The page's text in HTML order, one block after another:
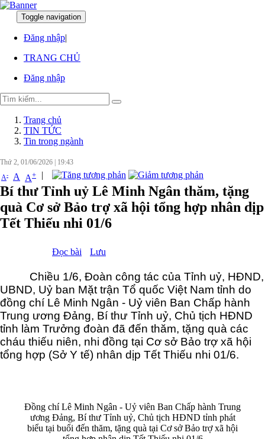
Toggle navigation
Đăng nhập|
TRANG CHỦ
Đăng nhập
Trang chủ
TIN TỨC
Tin trong ngành
Thứ 2, 01/06/2026
19:43
A- A A+ |
Bí thư Tỉnh uỷ Lê Minh Ngân thăm, tặng
quà Cơ sở Bảo trợ xã hội tổng hợp nhân dịp
Tết Thiếu nhi 01/6
Đọc bài Lưu
Chiều 1/6, Đoàn công tác của Tỉnh uỷ, HĐND,
UBND, Uỷ ban Mặt trận Tổ quốc Việt Nam tỉnh do
đồng chí Lê Minh Ngân - Uỷ viên Ban Chấp hành
Trung ương Đảng, Bí thư Tỉnh uỷ, Chủ tịch HĐND
tỉnh làm Trưởng đoàn đã đến thăm, tặng quà các
cháu thiếu niên, nhi đồng tại Cơ sở Bảo trợ xã hội
tổng hợp (Sở Y tế) nhân dịp Tết Thiếu nhi 01/6.
Đồng chí Lê Minh Ngân - Uỷ viên Ban Chấp hành Trung
ương Đảng, Bí thư Tỉnh uỷ, Chủ tịch HĐND tỉnh phát
biểu tại buổi đến thăm, tặng quà tại Cơ sở Bảo trợ xã hội